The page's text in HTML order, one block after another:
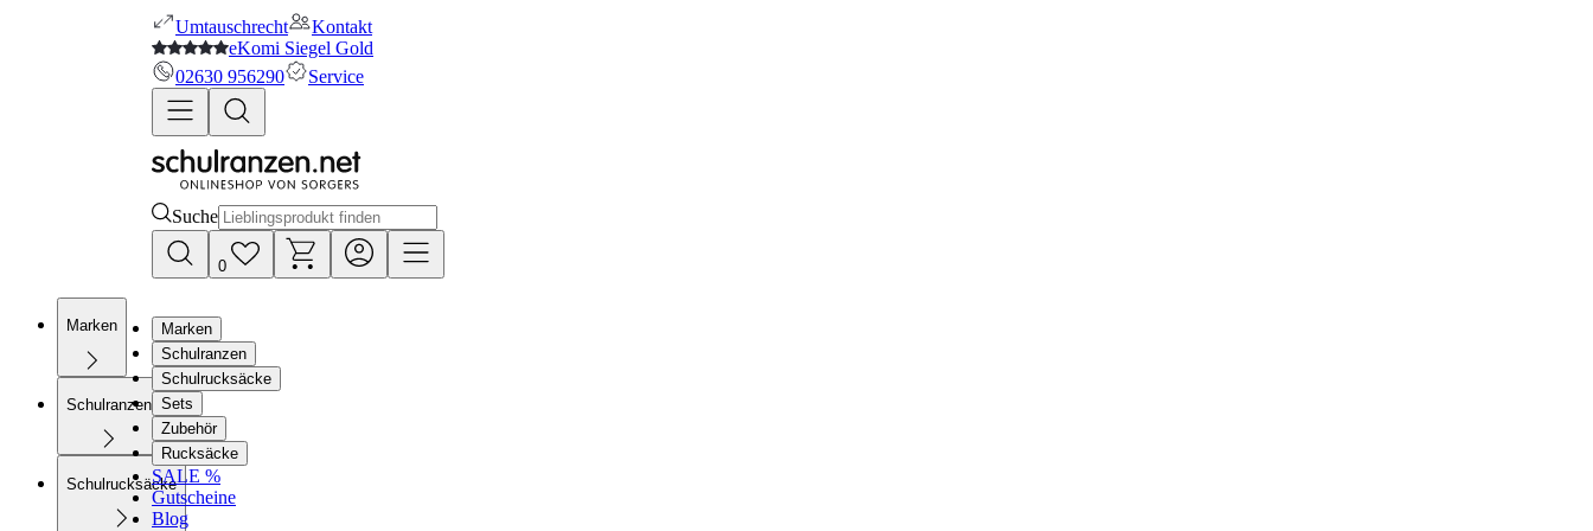
Umtauschrecht
Kontakt
eKomi Siegel Gold
02630 956290
Service
Suche
0
Marken
Schulranzen
Schulrucksäcke
Marken
Schulranzen
Schulrucksäcke
Sets
Zubehör
Rucksäcke
SALE %
Gutscheine
Blog